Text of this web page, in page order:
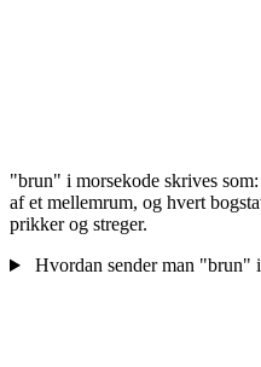
"brun" i morsekode skrives
af et mellemrum, og hvert
prikker og streger.
Hvordan sender man "brun"